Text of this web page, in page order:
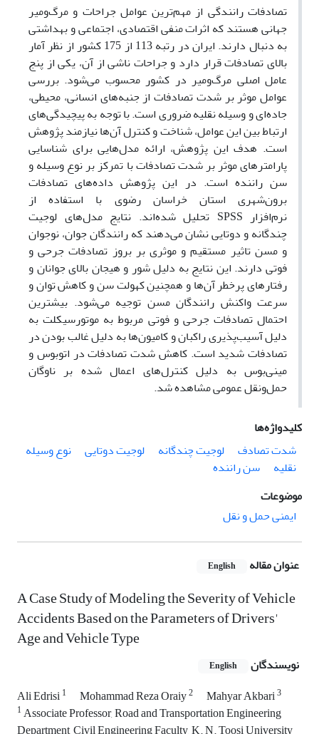
تصادفات رانندگی از مهم‌ترین عوامل جراحات و مرگ‌ومیر
جهانی هستند که اثرات منفی اقتصادی، اجتماعی و بهداشتی
به دنبال دارند. ایران در رتبه 113 از 175 کشور از نظر آمار
بالای تصادفات قرار دارد و جراحات ناشی از آن، یکی از پنج
عامل اصلی مرگ‌ومیر در کشور محسوب می‌شود. بررسی
عوامل موثر بر شدت تصادفات از جنبه‌های انسانی، محیطی،
جاده‌ای و وسیله نقلیه ضروری است. با توجه به پیچیدگی‌های
ارتباط بین این عوامل، شناخت و کنترل آن‌ها نیازمند پژوهش
است. هدف این پژوهش، ارائه مدل‌هایی برای شناسایی
پارامترهای موثر بر شدت تصادفات با تمرکز بر نوع وسیله و
سن راننده است. در این پژوهش داده‌های تصادفات
برون‌شهری استان خراسان رضوی با استفاده از
نرم‌افزار SPSS تحلیل شده‌اند. نتایج مدل‌های لوجیت
چندگانه و دوتایی نشان می‌دهند که رانندگان جوان، نوجوان
و مسن تاثیر مستقیم و موثری بر بروز تصادفات جرحی و
فوتی دارند. این نتایج به دلیل شور و هیجان بالای جوانان و
رفتارهای پرخطر آن‌ها و همچنین کهولت سن و کاهش توان و
سرعت واکنش رانندگان مسن توجیه می‌شود. بیشترین
احتمال تصادفات جرحی و فوتی مربوط به موتورسیکلت به
دلیل آسیب‌پذیری راکبان و کامیون‌ها به دلیل غالب بودن در
تصادفات شدید است. کاهش شدت تصادفات در اتوبوس و
مینی‌بوس به دلیل کنترل‌های اعمال شده بر ناوگان
حمل‌ونقل عمومی مشاهده شد.
کلیدواژه‌ها
شدت تصادف
لوجیت چندگانه لوجیت دوتایی
نوع وسیله
نقلیه
سن راننده
موضوعات
ایمنی حمل و نقل
عنوان مقاله English
A Case Study of Modeling the Severity of Vehicle
Accidents Based on the Parameters of Drivers'
Age and Vehicle Type
نویسندگان English
Ali Edrisi1 Mohammad Reza Oraiy2 Mahyar Akbari3
1Associate Professor, Road and Transportation Engineering